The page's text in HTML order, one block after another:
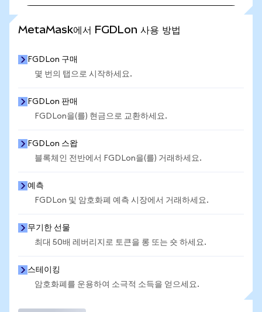
MetaMask에서 FGDLon 사용 방법
FGDLon 구매
몇 번의 탭으로 시작하세요.
FGDLon 판매
FGDLon을(를) 현금으로 교환하세요.
FGDLon 스왑
블록체인 전반에서 FGDLon을(를) 거래하세요.
예측
FGDLon 및 암호화폐 예측 시장에서 거래하세요.
무기한 선물
최대 50배 레버리지로 토큰을 롱 또는 숏 하세요.
스테이킹
암호화폐를 운용하여 소극적 소득을 얻으세요.